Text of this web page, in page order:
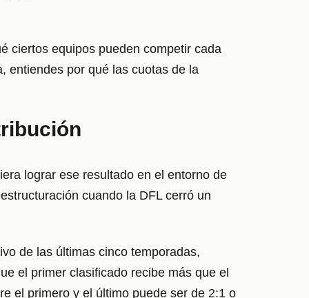
ciertos equipos pueden competir cada
entiendes por qué las cuotas de la
lograr ese resultado en el entorno de
cuando la DFL cerró un
de las últimas cinco temporadas,
el primer clasificado recibe más que el
el primero y el último puede ser de 2:1 o